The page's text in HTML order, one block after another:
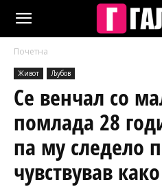
Почетна
Живот Љубов
Се венчал со
помлада 28
па му следело
чувствував